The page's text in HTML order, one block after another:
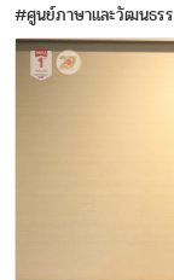
#ศูนย์ภาษาและวัฒนธร